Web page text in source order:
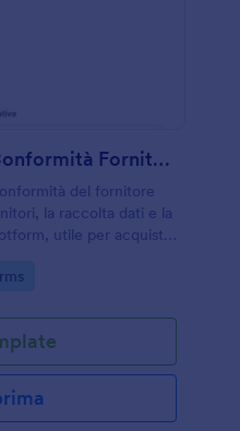
Modulo Di Verifica Conformità Fornitori
del fornitore
la raccolta dati e la
utile per acquisti,